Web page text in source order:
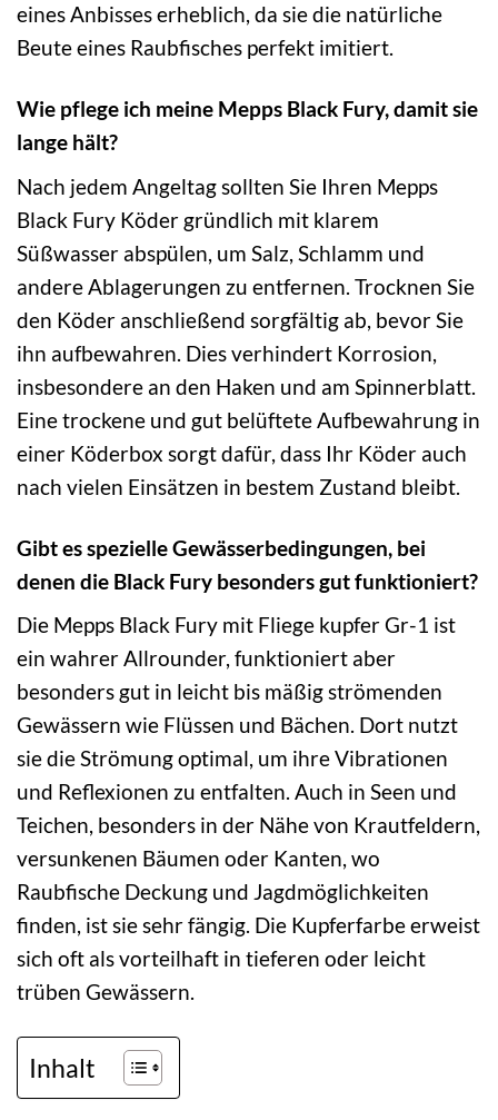
eines Anbisses erheblich, da sie die natürliche
Beute eines Raubfisches perfekt imitiert.
Wie pflege ich meine Mepps Black Fury, damit sie
lange hält?
Nach jedem Angeltag sollten Sie Ihren Mepps
Black Fury Köder gründlich mit klarem
Süßwasser abspülen, um Salz, Schlamm und
andere Ablagerungen zu entfernen. Trocknen Sie
den Köder anschließend sorgfältig ab, bevor Sie
ihn aufbewahren. Dies verhindert Korrosion,
insbesondere an den Haken und am Spinnerblatt.
Eine trockene und gut belüftete Aufbewahrung in
einer Köderbox sorgt dafür, dass Ihr Köder auch
nach vielen Einsätzen in bestem Zustand bleibt.
Gibt es spezielle Gewässerbedingungen, bei
denen die Black Fury besonders gut funktioniert?
Die Mepps Black Fury mit Fliege kupfer Gr-1 ist
ein wahrer Allrounder, funktioniert aber
besonders gut in leicht bis mäßig strömenden
Gewässern wie Flüssen und Bächen. Dort nutzt
sie die Strömung optimal, um ihre Vibrationen
und Reflexionen zu entfalten. Auch in Seen und
Teichen, besonders in der Nähe von Krautfeldern,
versunkenen Bäumen oder Kanten, wo
Raubfische Deckung und Jagdmöglichkeiten
finden, ist sie sehr fängig. Die Kupferfarbe erweist
sich oft als vorteilhaft in tieferen oder leicht
trüben Gewässern.
Inhalt